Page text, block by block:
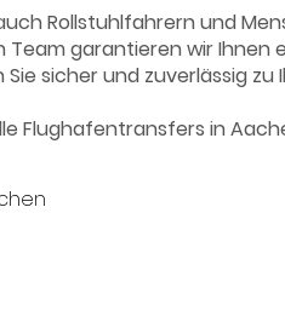
Rollstuhlfahrern und
garantieren wir
sicher und zuverlässig zu
Flughafentransfers in